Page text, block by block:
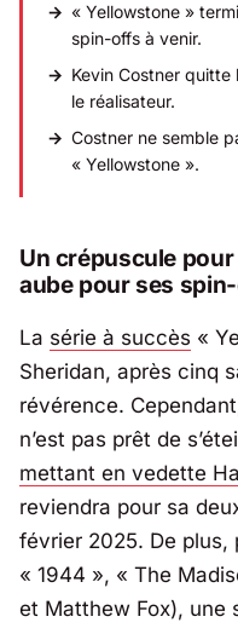
« Yellowstone »
spin-offs à venir.
Kevin Costner
le réalisateur.
Costner ne semble
« Yellowstone ».
Un crépuscule
aube pour ses
La série à succès «
Sheridan, après cinq
révérence.
n’est pas prêt de
mettant en vedette
reviendra pour sa
février 2025. De plus,
« 1944 », « The
et Matthew Fox), une